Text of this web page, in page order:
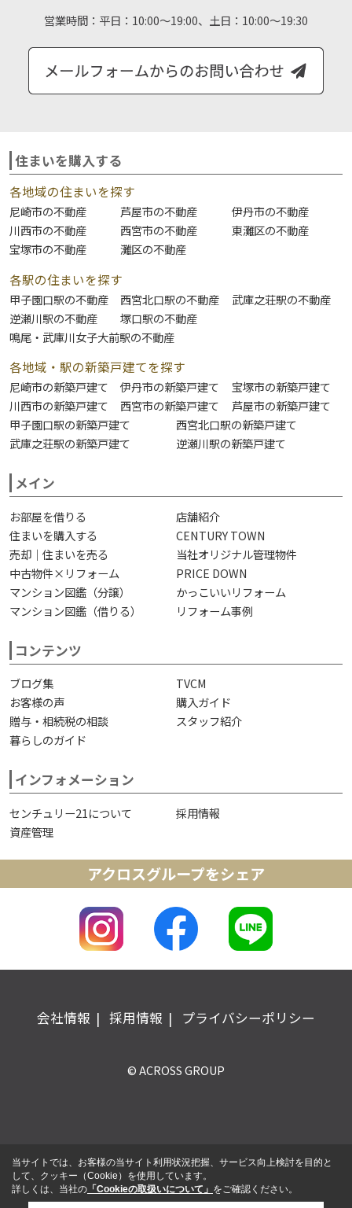
営業時間： 平日：10:00～19:00、土日：10:00～19:30
住まいを購入する
各地域の住まいを探す
尼崎市の不動産 芦屋市の不動産
伊丹市の不動産
川西市の不動産
西宮市の不動産
東灘区の不動産
宝塚市の不動産
灘区の不動産
各駅の住まいを探す
甲子園口駅の不動産 西宮北口駅の不動産
武庫之荘駅の不動産
逆瀬川駅の不動産
塚口駅の不動産
鳴尾・武庫川女子大前駅の不動産
各地域・駅の新築戸建てを探す
尼崎市の新築戸建て 伊丹市の新築戸建て
宝塚市の新築戸建て
川西市の新築戸建て
西宮市の新築戸建て
芦屋市の新築戸建て
甲子園口駅の新築戸建て
西宮北口駅の新築戸建て
武庫之荘駅の新築戸建て
逆瀬川駅の新築戸建て
メイン
お部屋を借りる
店舗紹介
住まいを購入する
CENTURY TOWN
売却｜住まいを売る
当社オリジナル管理物件
中古物件×リフォーム
PRICE DOWN
マンション図鑑（分譲）
かっこいいリフォーム
マンション図鑑（借りる）
リフォーム事例
コンテンツ
ブログ集
TVCM
お客様の声
購入ガイド
贈与・相続税の相談
スタッフ紹介
暮らしのガイド
インフォメーション
センチュリー21について
採用情報
資産管理
アクロスグループをシェア
会社情報 採用情報 プライバシーポリシー
© ACROSS GROUP
当サイトでは、お客様の当サイト利用状況把握、サービス向上検討を目的と
して、クッキー（Cookie）を使用しています。
詳しくは、当社の 「Cookieの取扱いについて」 をご確認ください。